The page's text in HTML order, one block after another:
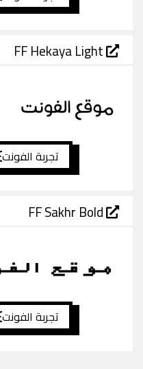
FF Hekaya Light
تجربة الفونت
FF Sakhr Bold
تجربة الفونت